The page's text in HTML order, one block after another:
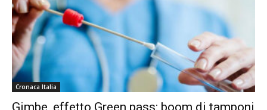
Cronaca Italia